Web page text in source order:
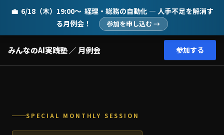
💼 6/18（木）19:00〜経理・総務の自動化 — 人手不足を解消す
る月例会！
参加を申し込む →
みんなのAI実践塾 ／ 月例会 参加する
SPECIAL MONTHLY SESSION